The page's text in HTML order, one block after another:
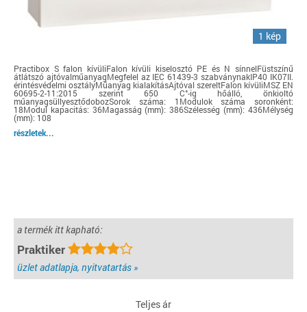
1 kép
Practibox S falon kívüliFalon kívüli kiselosztó PE és N sínnelFüstszínű
átlátszó ajtóvalműanyagMegfelel az IEC 61439-3 szabványnakIP40 IK07II.
érintésvédelmi osztályMűanyag kialakításAjtóval szereltFalon kívüliMSZ EN
60695-2-11:2015 szerint 650 C°-ig hőálló, önkioltó
műanyagsüllyesztődobozSorok száma: 1Modulok száma soronként:
18Modul kapacitás: 36Magasság (mm): 386Szélesség (mm): 436Mélység
(mm): 108
részletek...
a termék itt kapható:
Praktiker
üzlet adatlapja, nyitvatartás »
Teljes ár